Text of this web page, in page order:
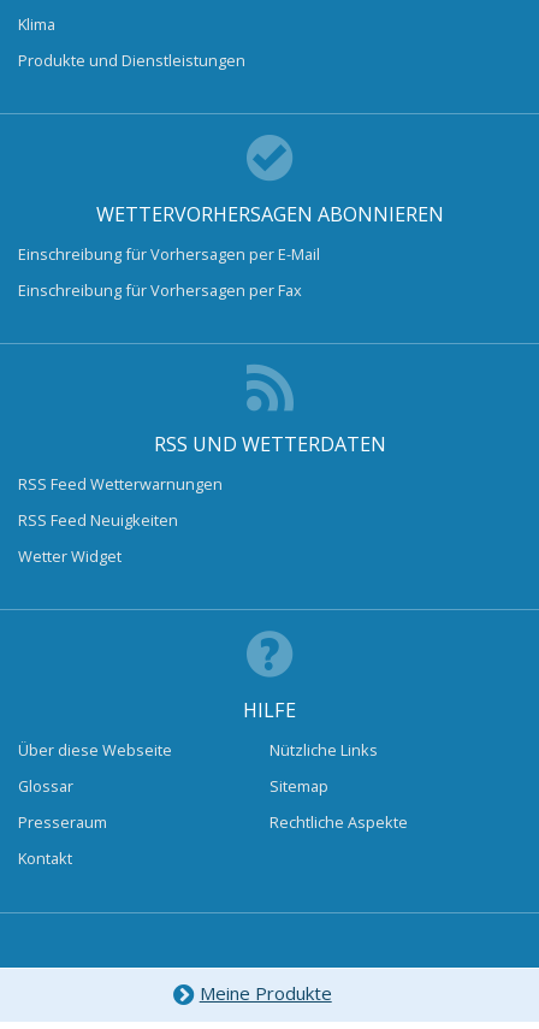
Klima
Produkte und Dienstleistungen
WETTERVORHERSAGEN ABONNIEREN
Einschreibung für Vorhersagen per E-Mail
Einschreibung für Vorhersagen per Fax
RSS UND WETTERDATEN
RSS Feed Wetterwarnungen
RSS Feed Neuigkeiten
Wetter Widget
HILFE
Über diese Webseite
Glossar
Presseraum
Kontakt
Nützliche Links
Sitemap
Rechtliche Aspekte
Meine Produkte